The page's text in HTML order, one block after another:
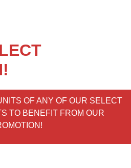
OF ANY OF OUR SELECT
TO BENEFIT FROM OUR